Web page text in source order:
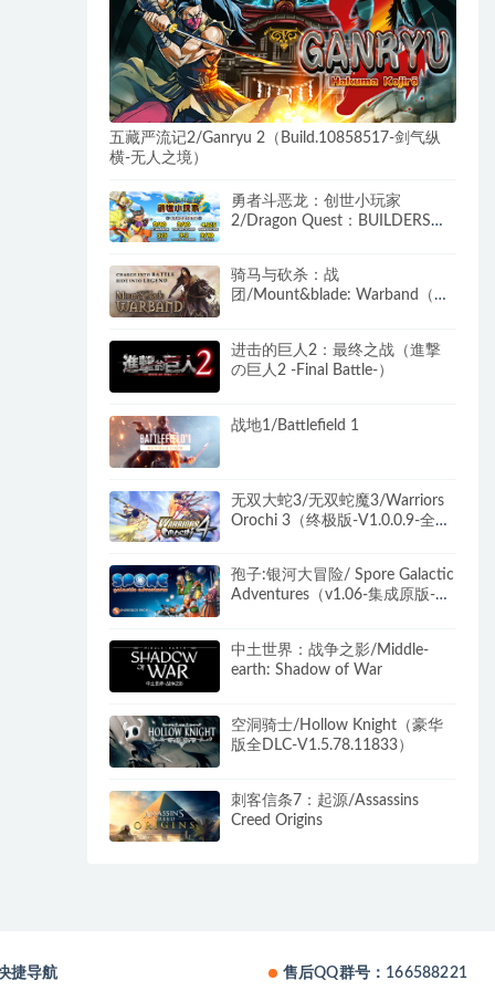
五藏严流记2/Ganryu 2（Build.10858517-剑气纵
横-无人之境）
勇者斗恶龙：创世小玩家
2/Dragon Quest：BUILDERS
骑马与砍杀：战
团/Mount&blade: Warband（集
进击的巨人2：最终之战（進撃
の巨人2 -Final Battle-）
战地1/Battlefield 1
无双大蛇3/无双蛇魔3/Warriors
Orochi 3（终极版-V1.0.0.9-全
孢子:银河大冒险/ Spore Galactic
Adventures（v1.06-集成原版-银
中土世界：战争之影/Middle-
earth: Shadow of War
空洞骑士/Hollow Knight（豪华
版全DLC-V1.5.78.11833）
刺客信条7：起源/Assassins
Creed Origins
捷导航 售后QQ群号：166588221